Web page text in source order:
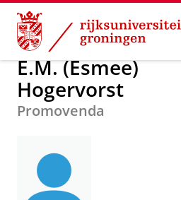
Skip
Content
Skip
Navigation
Over ons E.M.
E.M. (Esmee)
Hogervorst
Promovenda